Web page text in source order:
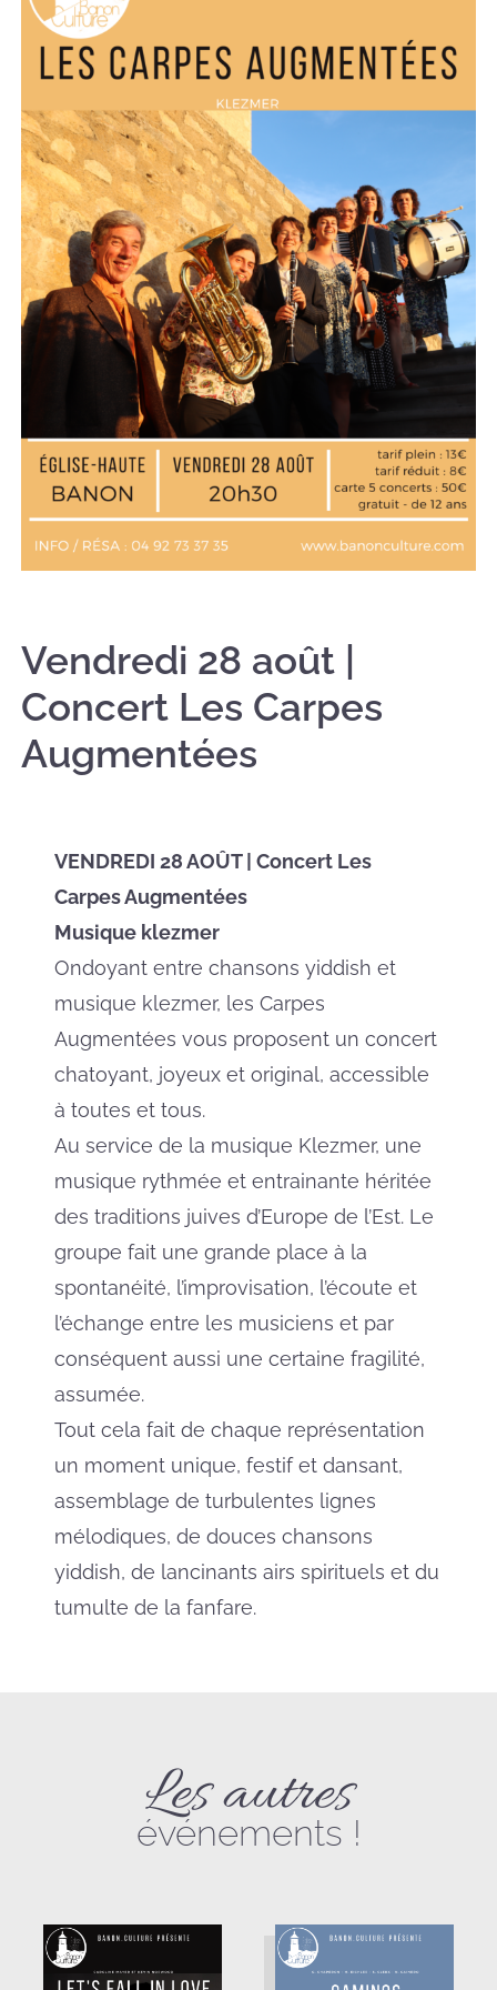
Vendredi 28 août |
Concert Les Carpes
Augmentées
VENDREDI 28 AOÛT | Concert Les
Carpes Augmentées
Musique klezmer
Ondoyant entre chansons yiddish et
musique klezmer, les Carpes
Augmentées vous proposent un concert
chatoyant, joyeux et original, accessible
à toutes et tous.
Au service de la musique Klezmer, une
musique rythmée et entrainante héritée
des traditions juives d’Europe de l’Est. Le
groupe fait une grande place à la
spontanéité, l’improvisation, l’écoute et
l’échange entre les musiciens et par
conséquent aussi une certaine fragilité,
assumée.
Tout cela fait de chaque représentation
un moment unique, festif et dansant,
assemblage de turbulentes lignes
mélodiques, de douces chansons
yiddish, de lancinants airs spirituels et du
tumulte de la fanfare.
Les autres
événements !